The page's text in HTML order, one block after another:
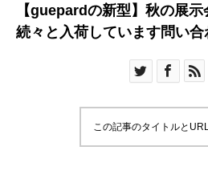
【guepardの新型】秋の展
続々と入荷しています問い
ンズにしてもフラットレン
@haus_megane #眼鏡
この記事のタイトルと